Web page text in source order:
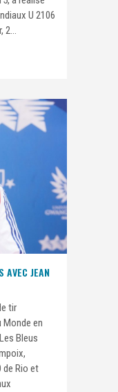
U 2106
2...
AVEC JEAN
tir
en
Bleus
de Rio et